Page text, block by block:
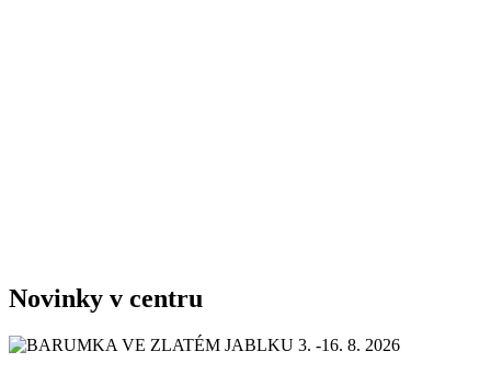
Novinky v centru